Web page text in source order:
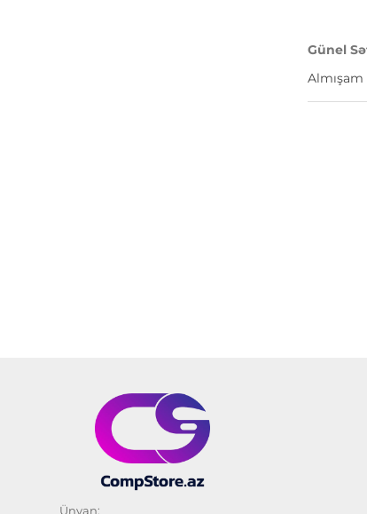
Günel
Ünvan: